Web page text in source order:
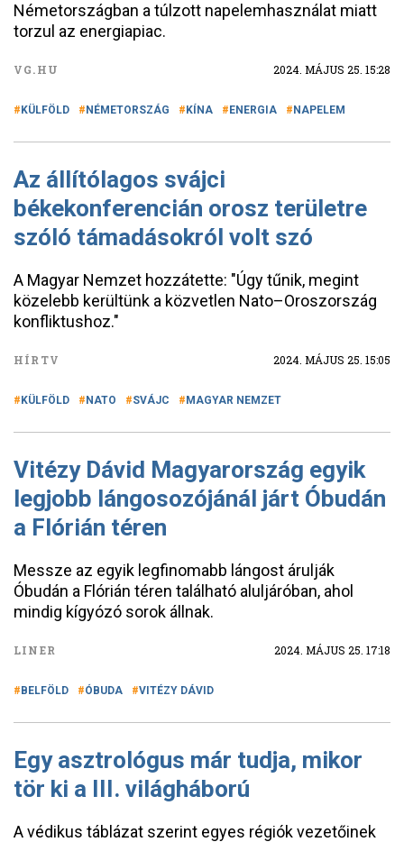
Németországban a túlzott napelemhasználat miatt
torzul az energiapiac.
VG.HU 2024. MÁJUS 25. 15:28
KÜLFÖLD NÉMETORSZÁG KÍNA ENERGIA NAPELEM
Az állítólagos svájci
békekonferencián orosz területre
szóló támadásokról volt szó
A Magyar Nemzet hozzátette: "Úgy tűnik, megint
közelebb kerültünk a közvetlen Nato–Oroszország
konfliktushoz."
HÍRTV 2024. MÁJUS 25. 15:05
KÜLFÖLD NATO SVÁJC MAGYAR NEMZET
Vitézy Dávid Magyarország egyik
legjobb lángosozójánál járt Óbudán
a Flórián téren
Messze az egyik legfinomabb lángost árulják
Óbudán a Flórián téren található aluljáróban, ahol
mindig kígyózó sorok állnak.
LINER 2024. MÁJUS 25. 17:18
BELFÖLD ÓBUDA VITÉZY DÁVID
Egy asztrológus már tudja, mikor
tör ki a III. világháború
A védikus táblázat szerint egyes régiók vezetőinek